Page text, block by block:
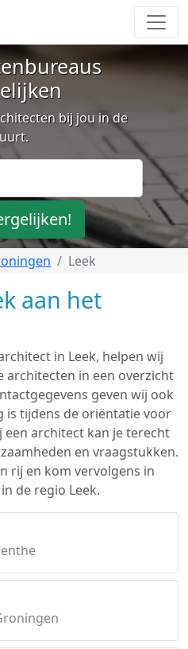
bij jou in de
Leek
aan het
in Leek, helpen wij
in een overzicht
geven wij ook
tijdens de oriëntatie voor
een architect kan je terecht
en vraagstukken.
rij en kom vervolgens in
de regio Leek.